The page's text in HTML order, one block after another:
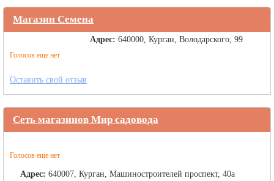
Магазин Семена
Голосов еще нет
Адрес: 640000, Курган, Володарского, 99
Оставить свой отзыв
Сеть магазинов Мир садовода
Голосов еще нет
Адрес: 640007, Курган, Машиностроителей проспект, 40а